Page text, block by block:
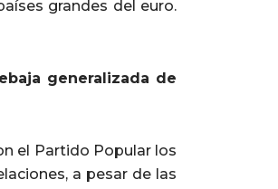
grandes del euro.
generalizada de
el Partido Popular los
a pesar de las